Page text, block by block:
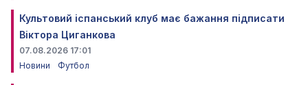
Культовий іспанський клуб має бажання підписати
Віктора Циганкова
07.08.2026 17:01
Новини
Футбол